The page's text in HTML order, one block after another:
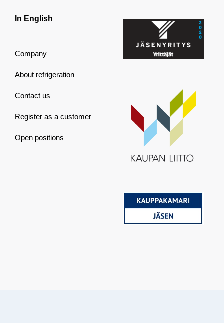
In English
Company
About refrigeration
Contact us
Register as a customer
Open positions